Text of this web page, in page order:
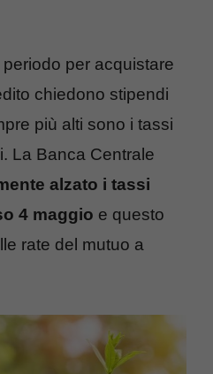
per acquistare
chiedono stipendi
più alti sono i tassi
La Banca Centrale
alzato i tassi
4 maggio e questo
rate del mutuo a